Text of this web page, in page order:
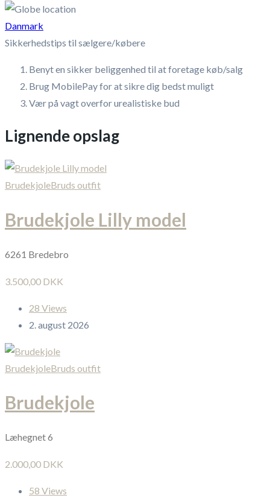
Danmark
Sikkerhedstips til sælgere/købere
Benyt en sikker beliggenhed til at foretage køb/salg
Brug MobilePay for at sikre dig bedst muligt
Vær på vagt overfor urealistiske bud
Lignende opslag
BrudekjoleBruds outfit
Brudekjole Lilly model
6261 Bredebro
3.500,00 DKK
28 Views
2. august 2026
BrudekjoleBruds outfit
Brudekjole
Læhegnet 6
2.000,00 DKK
58 Views